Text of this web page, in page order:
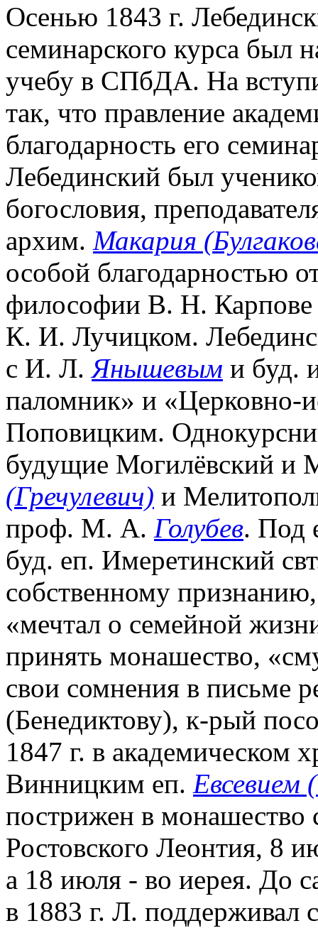
Осенью 1843 г.
семинарского курса был
учебу в СПбДА. На
так, что правление
благодарность его
Лебединский был
богословия,
архим. Макария
особой благодарностью
философии В. Н. Карпове
К. И. Лучицком.
с И. Л.Янышевым и буд.
паломник» и «Церковно-
Поповицким.
будущие Могилёвский и
(Гречулевич) и
проф. М. А. Голубев. Под
буд. еп. Имеретинский
собственному
«мечтал о семейной
принять монашество,
свои сомнения в письме
(Бенедиктову), к-рый
1847 г. в
Винницким еп. Евсевием
пострижен в монашество
Ростовского Леонтия, 8
а 18 июля - во иерея. До
в 1883 г. Л. поддерживал